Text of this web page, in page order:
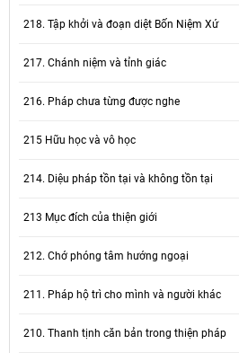
218. Tập khởi và đoạn diệt Bốn Niệm Xứ
217. Chánh niệm và tỉnh giác
216. Pháp chưa từng được nghe
215 Hữu học và vô học
214. Diệu pháp tồn tại và không tồn tại
213 Mục đích của thiện giới
212. Chớ phóng tâm hướng ngoại
211. Pháp hộ trì cho mình và người khác
210. Thanh tịnh căn bản trong thiện pháp